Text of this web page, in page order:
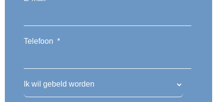
Telefoon *
Ik wil gebeld worden